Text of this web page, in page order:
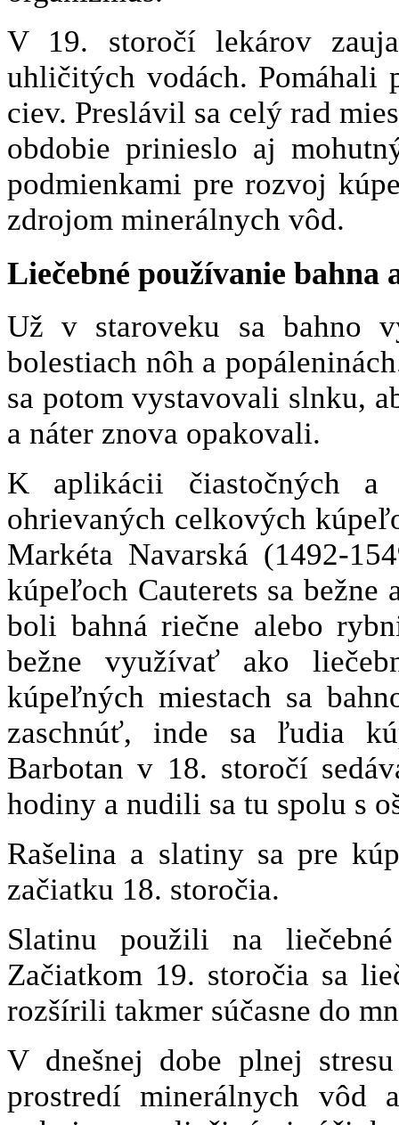
V 19. storočí lekárov
uhličitých vodách. Pomáhali
ciev. Preslávil sa celý rad
obdobie prinieslo aj
podmienkami pre rozvoj
zdrojom minerálnych vôd.
Liečebné používanie bahna
Už v staroveku sa bahno
bolestiach nôh a
sa potom vystavovali slnku,
a náter znova opakovali.
K aplikácii čiastočných a
ohrievaných celkových
Markéta Navarská (1492-
kúpeľoch Cauterets sa
boli bahná riečne alebo
bežne využívať ako
kúpeľných miestach sa
zaschnúť, inde sa ľudia
Barbotan v 18. storočí
hodiny a nudili sa tu spolu s
Rašelina a slatiny sa pre
začiatku 18. storočia.
Slatinu použili na
Začiatkom 19. storočia sa
rozšírili takmer súčasne do
V dnešnej dobe plnej
prostredí minerálnych vôd